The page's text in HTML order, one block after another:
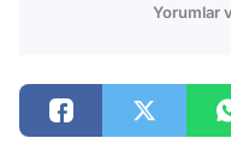
Yorumlar